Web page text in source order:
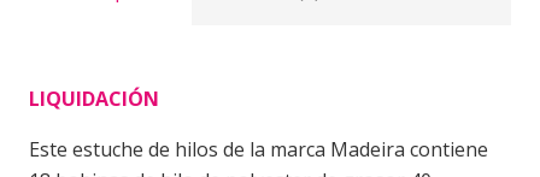
LIQUIDACIÓN
Este estuche de hilos de la marca Madeira contiene